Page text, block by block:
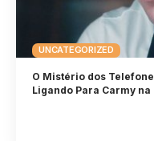
UNCATEGORIZED
O Mistério dos
Ligando Para Carmy na